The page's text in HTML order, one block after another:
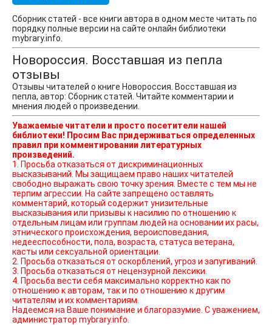
Сборник статей - все книги автора в одном месте читать по
порядку полные версии на сайте онлайн библиотеки
mybrary.info.
Новороссия. Восставшая из пепла
отзывы
Отзывы читателей о книге Новороссия. Восставшая из
пепла, автор: Сборник статей. Читайте комментарии и
мнения людей о произведении.
Уважаемые читатели и просто посетители нашей
библиотеки! Просим Вас придерживаться определенных
правил при комментировании литературных
произведений.
1. Просьба отказаться от дискриминационных
высказываний. Мы защищаем право наших читателей
свободно выражать свою точку зрения. Вместе с тем мы не
терпим агрессии. На сайте запрещено оставлять
комментарий, который содержит унизительные
высказывания или призывы к насилию по отношению к
отдельным лицам или группам людей на основании их расы,
этнического происхождения, вероисповедания,
недееспособности, пола, возраста, статуса ветерана,
касты или сексуальной ориентации.
2. Просьба отказаться от оскорблений, угроз и запугиваний.
3. Просьба отказаться от нецензурной лексики.
4. Просьба вести себя максимально корректно как по
отношению к авторам, так и по отношению к другим
читателям и их комментариям.
Надеемся на Ваше понимание и благоразумие. С уважением,
администратор mybrary.info.